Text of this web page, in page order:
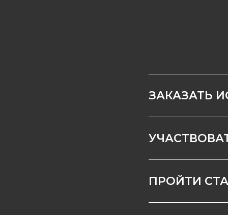
ЗАКАЗАТЬ
ПРОЙТИ